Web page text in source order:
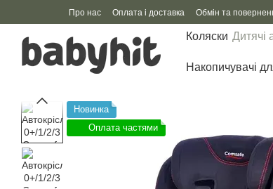
Перейти до основного контенту
Про нас Оплата і доставка Обмін та
Коляски Дитячі
Накопичувачі
Новинка
Оплата частями